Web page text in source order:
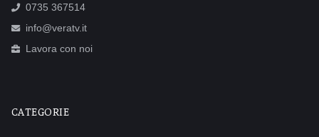
0735 367514
info@veratv.it
Lavora con noi
CATEGORIE